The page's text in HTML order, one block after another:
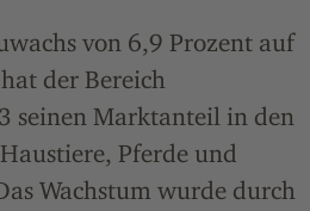
von 6,9 Prozent auf
der Bereich
seinen Marktanteil in den
Pferde und
Wachstum wurde durch